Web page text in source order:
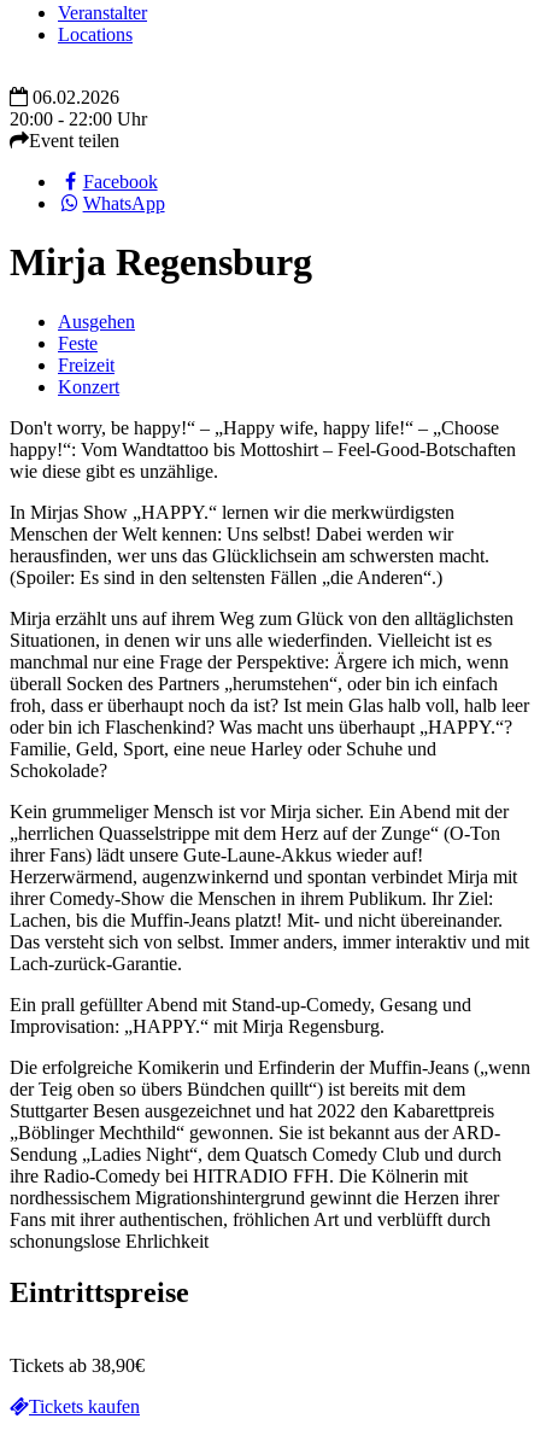
Veranstalter
Locations
06.02.2026
20:00 - 22:00 Uhr
Event teilen
Facebook
WhatsApp
Mirja Regensburg
Ausgehen
Feste
Freizeit
Konzert
Don't worry, be happy!“ – „Happy wife, happy life!“ – „Choose
happy!“: Vom Wandtattoo bis Mottoshirt – Feel-Good-Botschaften
wie diese gibt es unzählige.
In Mirjas Show „HAPPY.“ lernen wir die merkwürdigsten
Menschen der Welt kennen: Uns selbst! Dabei werden wir
herausfinden, wer uns das Glücklichsein am schwersten macht.
(Spoiler: Es sind in den seltensten Fällen „die Anderen“.)
Mirja erzählt uns auf ihrem Weg zum Glück von den alltäglichsten
Situationen, in denen wir uns alle wiederfinden. Vielleicht ist es
manchmal nur eine Frage der Perspektive: Ärgere ich mich, wenn
überall Socken des Partners „herumstehen“, oder bin ich einfach
froh, dass er überhaupt noch da ist? Ist mein Glas halb voll, halb leer
oder bin ich Flaschenkind? Was macht uns überhaupt „HAPPY.“?
Familie, Geld, Sport, eine neue Harley oder Schuhe und
Schokolade?
Kein grummeliger Mensch ist vor Mirja sicher. Ein Abend mit der
„herrlichen Quasselstrippe mit dem Herz auf der Zunge“ (O-Ton
ihrer Fans) lädt unsere Gute-Laune-Akkus wieder auf!
Herzerwärmend, augenzwinkernd und spontan verbindet Mirja mit
ihrer Comedy-Show die Menschen in ihrem Publikum. Ihr Ziel:
Lachen, bis die Muffin-Jeans platzt! Mit- und nicht übereinander.
Das versteht sich von selbst. Immer anders, immer interaktiv und mit
Lach-zurück-Garantie.
Ein prall gefüllter Abend mit Stand-up-Comedy, Gesang und
Improvisation: „HAPPY.“ mit Mirja Regensburg.
Die erfolgreiche Komikerin und Erfinderin der Muffin-Jeans („wenn
der Teig oben so übers Bündchen quillt“) ist bereits mit dem
Stuttgarter Besen ausgezeichnet und hat 2022 den Kabarettpreis
„Böblinger Mechthild“ gewonnen. Sie ist bekannt aus der ARD-
Sendung „Ladies Night“, dem Quatsch Comedy Club und durch
ihre Radio-Comedy bei HITRADIO FFH. Die Kölnerin mit
nordhessischem Migrationshintergrund gewinnt die Herzen ihrer
Fans mit ihrer authentischen, fröhlichen Art und verblüfft durch
schonungslose Ehrlichkeit
Eintrittspreise
Tickets ab 38,90€
Tickets kaufen